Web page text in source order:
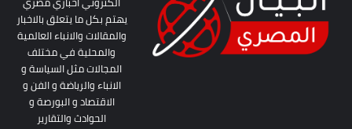
يهتم بكل ما يتعلق بالاخبار
والمقالات والانباء العالمية
والمحلية في مختلف
المجالات مثل السياسة و
الانباء والرياضة و الفن و
الاقتصاد و البورصة و
الحوادث والتقارير